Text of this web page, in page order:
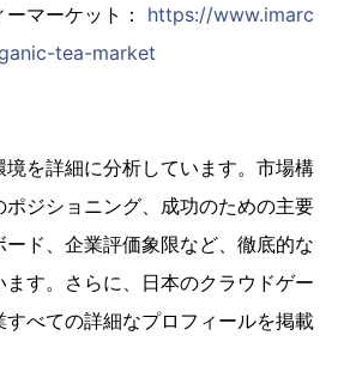
マーケット： https://www.imarc
tea-market
を詳細に分析しています。市場構
ジショニング、成功のための主要
ド、企業評価象限など、徹底的な
す。さらに、日本のクラウドゲー
すべての詳細なプロフィールを掲載